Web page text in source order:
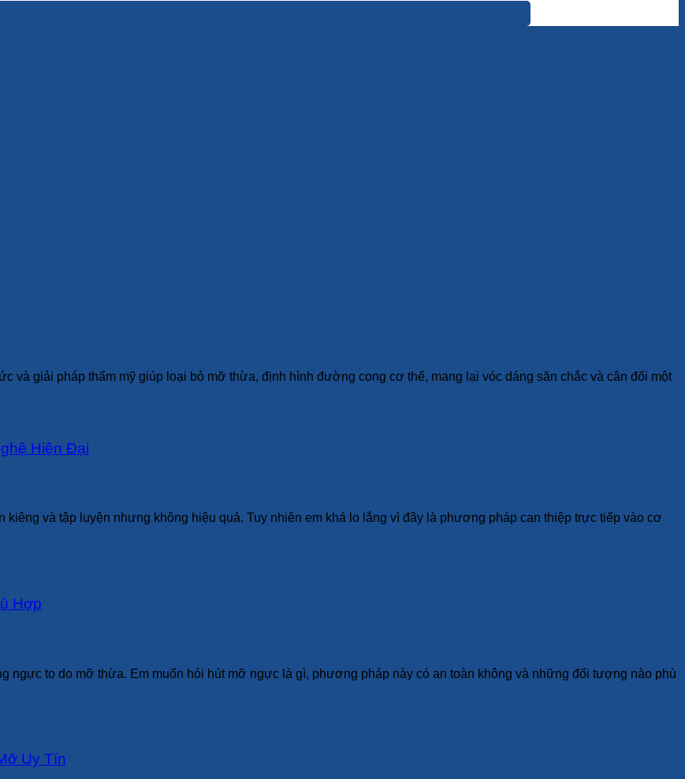
và giải pháp thẩm mỹ giúp loại bỏ mỡ thừa, định hình đường cong cơ thể, mang lại vóc dáng săn chắc và cân đối một
Hiện Đại
và tập luyện nhưng không hiệu quả. Tuy nhiên em khá lo lắng vì đây là phương pháp can thiệp trực tiếp vào cơ
Hợp
ngực to do mỡ thừa. Em muốn hỏi hút mỡ ngực là gì, phương pháp này có an toàn không và những đối tượng nào phù
Uy Tín